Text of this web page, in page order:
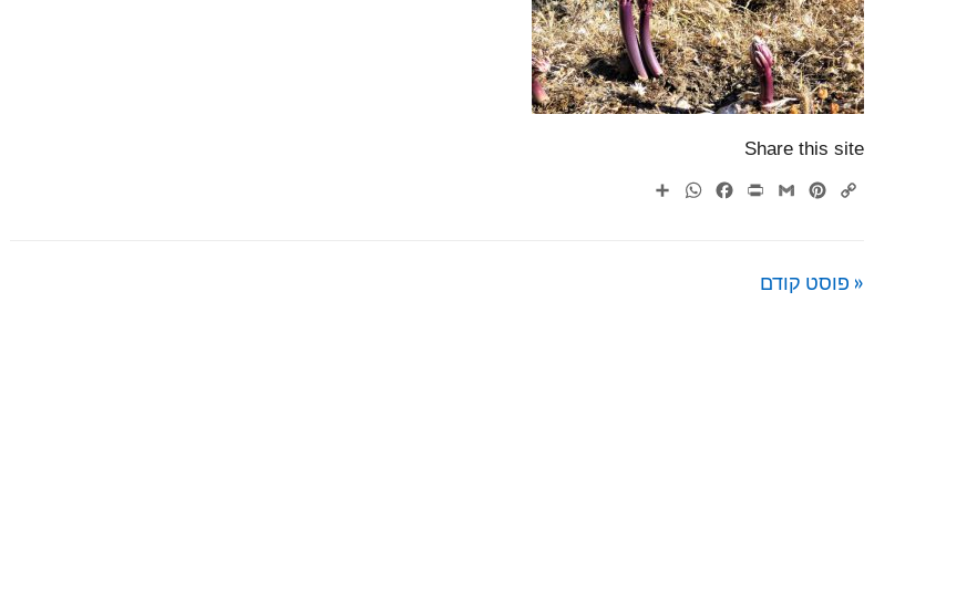
Share this site
Copy
Pinterest
Gmail
Print
Facebook
WhatsApp
« פוסט קודם